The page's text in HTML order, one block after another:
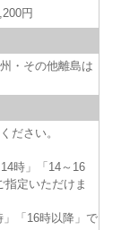
円
・その他離島は
ださい。
時」「14～16
指定いただけま
」「16時以降」で